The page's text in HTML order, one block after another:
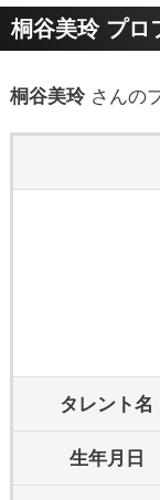
桐谷美玲 プロ
桐谷美玲 さんの
タレント名
生年月日